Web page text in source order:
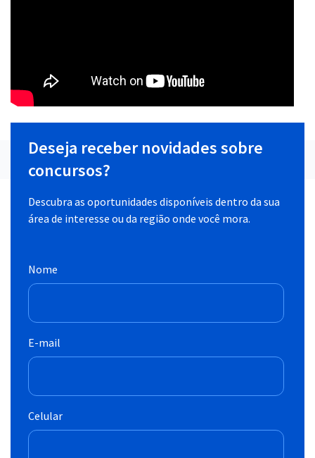
Deseja receber novidades sobre
concursos?
Descubra as oportunidades disponíveis dentro da sua
área de interesse ou da região onde você mora.
Nome
E-mail
Celular